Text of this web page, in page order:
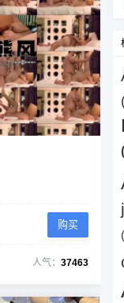
购买
人气： 37463